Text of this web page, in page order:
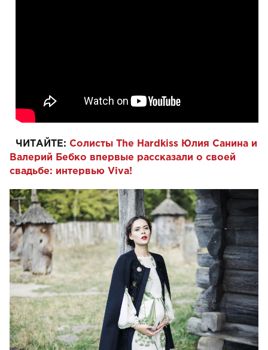
ЧИТАЙТЕ: Солисты The Hardkiss Юлия Санина и
Валерий Бебко впервые рассказали о своей
свадьбе: интервью Viva!